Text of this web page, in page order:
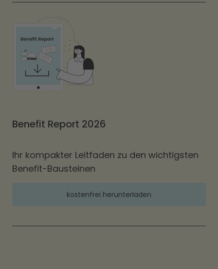
Benefit Report 2026
Ihr kompakter Leitfaden zu den wichtigsten
Benefit-Bausteinen
kostenfrei herunterladen